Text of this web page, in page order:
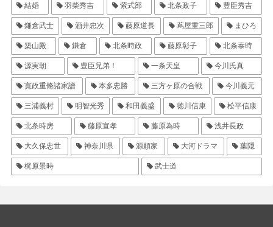
結婚 羽柴秀吉 紫式部 北条政子 豊臣秀吉
鎌倉武士 酒井忠次 藤原道長 蔦屋重三郎 まひろ
築山殿 鎌倉 北条時政 藤原彰子 北条泰時
源実朝 豊臣兄弟！ 一条天皇 今川氏真
寛政重脩諸家譜 本多忠勝 三方ヶ原の合戦 今川義元
三浦義村 明智光秀 和田義盛 徳川信康 松平信康
北条時房 藤原宣孝 藤原為時 浅井長政
大久保忠世 神奈川県 源頼家 大河ドラマ 葉隠
梶原景時 武士道